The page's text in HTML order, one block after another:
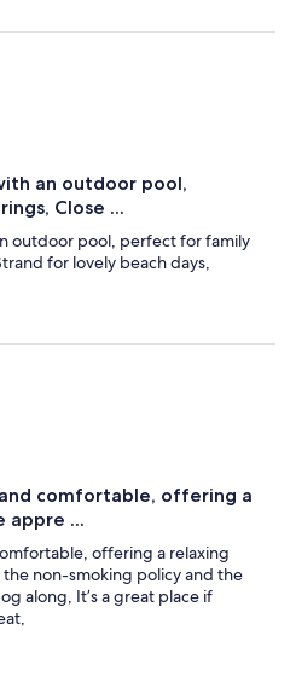
an outdoor pool,
Close ...
outdoor pool, perfect for family
for lovely beach days,
comfortable, offering a
appre ...
offering a relaxing
non-smoking policy and the
along, It’s a great place if